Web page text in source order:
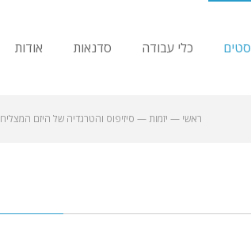
כלי עבודה סדנאות אודות
ראשי — יזמות — סיזיפוס והטרגדיה של היזם המצליח